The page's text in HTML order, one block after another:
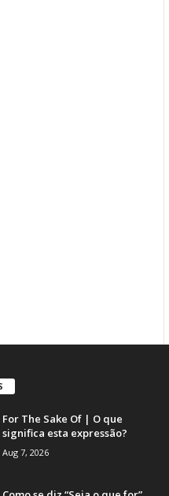
For The Sake Of | O que
significa esta expressão?
Aug 7, 2026